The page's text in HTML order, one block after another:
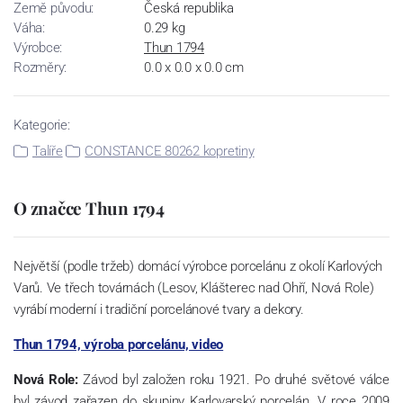
Země původu:
Česká republika
Váha:
0.29 kg
Výrobce:
Thun 1794
Rozměry:
0.0 x 0.0 x 0.0 cm
Kategorie:
Talíře
CONSTANCE 80262 kopretiny
O značce Thun 1794
Největší (podle tržeb) domácí výrobce porcelánu z okolí Karlových
Varů. Ve třech továrnách (Lesov, Klášterec nad Ohří, Nová Role)
vyrábí moderní i tradiční porcelánové tvary a dekory.
Thun 1794, výroba porcelánu, video
Nová Role: Závod byl založen roku 1921. Po druhé světové válce